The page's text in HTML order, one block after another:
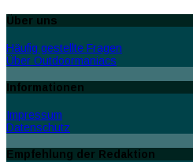
Über uns
Häufig gestellte Fragen
Über Outdoormaniacs
Informationen
Impressum
Datenschutz
Empfehlung der Redaktion